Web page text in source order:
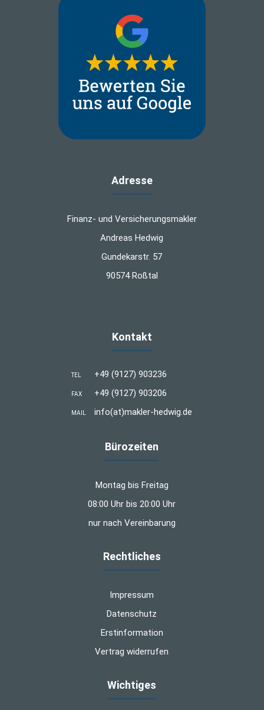
Adresse
Finanz- und Versicherungsmakler
Andreas Hedwig
Gundekarstr. 57
90574 Roßtal
Kontakt
TEL +49 (9127) 903236
FAX +49 (9127) 903206
MAIL info(at)makler-hedwig.de
Bürozeiten
Montag bis Freitag
08:00 Uhr bis 20:00 Uhr
nur nach Vereinbarung
Rechtliches
Impressum
Datenschutz
Erstinformation
Vertrag widerrufen
Wichtiges